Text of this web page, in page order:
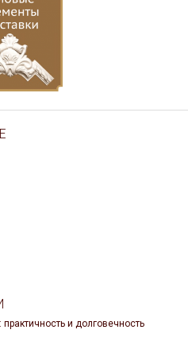
практичность и долговечность